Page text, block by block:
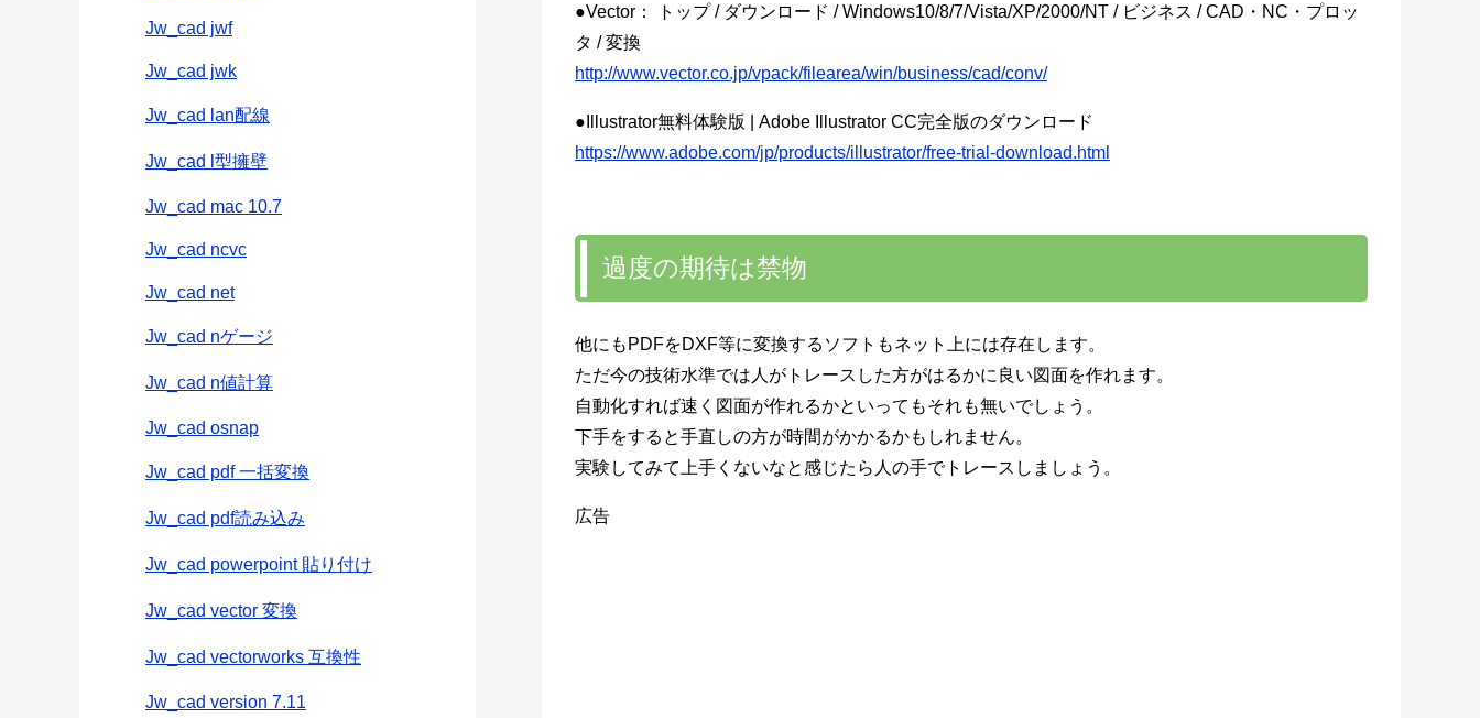
●Vector： トップ / ダウンロード / Windows10/8/7/Vista/XP/2000/NT / ビジネス / CAD・NC・プロッ
タ / 変換
http://www.vector.co.jp/vpack/filearea/win/business/cad/conv/
●Illustrator無料体験版 | Adobe Illustrator CC完全版のダウンロード
https://www.adobe.com/jp/products/illustrator/free-trial-download.html
過度の期待は禁物
他にもPDFをDXF等に変換するソフトもネット上には存在します。
ただ今の技術水準では人がトレースした方がはるかに良い図面を作れます。
自動化すれば速く図面が作れるかといってもそれも無いでしょう。
下手をすると手直しの方が時間がかかるかもしれません。
実験してみて上手くないなと感じたら人の手でトレースしましょう。
広告
Jw_cad jwf
Jw_cad jwk
Jw_cad lan配線
Jw_cad l型擁壁
Jw_cad mac 10.7
Jw_cad ncvc
Jw_cad net
Jw_cad nゲージ
Jw_cad n値計算
Jw_cad osnap
Jw_cad pdf 一括変換
Jw_cad pdf読み込み
Jw_cad powerpoint 貼り付け
Jw_cad vector 変換
Jw_cad vectorworks 互換性
Jw_cad version 7.11